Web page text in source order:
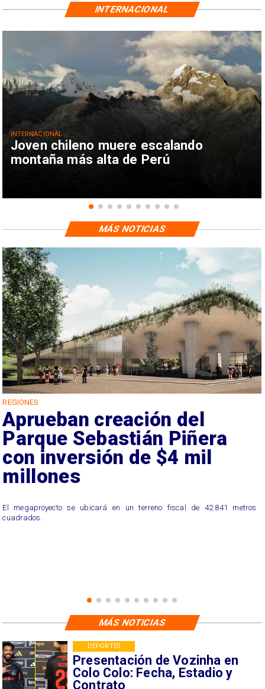
Joven chileno muere escalando
montaña más alta de Perú
INTERNACIONAL
INTERNACIONAL
REGIONES
Aprueban creación del
Parque Sebastián Piñera
con inversión de $4 mil
millones
El megaproyecto se ubicará en un terreno fiscal de 42.841 metros
cuadrados.
MÁS NOTICIAS
Presentación de Vozinha en
Colo Colo: Fecha, Estadio y
Contrato
DEPORTES
MÁS NOTICIAS